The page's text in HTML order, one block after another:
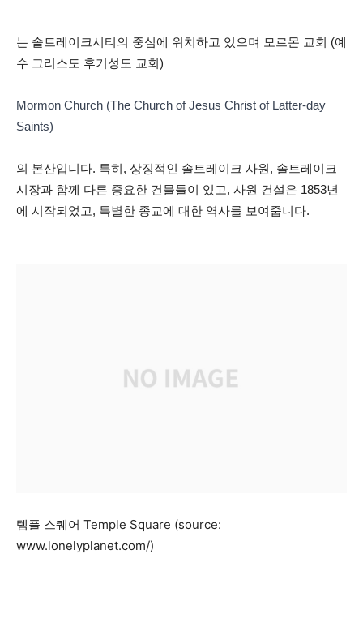
는 솔트레이크시티의 중심에 위치하고 있으며 모르몬 교회 (예
수 그리스도 후기성도 교회)
Mormon Church (The Church of Jesus Christ of Latter-day
Saints)
의 본산입니다. 특히, 상징적인 솔트레이크 사원, 솔트레이크
시장과 함께 다른 중요한 건물들이 있고, 사원 건설은 1853년
에 시작되었고, 특별한 종교에 대한 역사를 보여줍니다.
템플 스퀘어 Temple Square (source:
www.lonelyplanet.com/)